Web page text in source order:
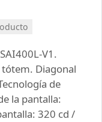
V1.
Diagonal
de
la pantalla:
320 cd /